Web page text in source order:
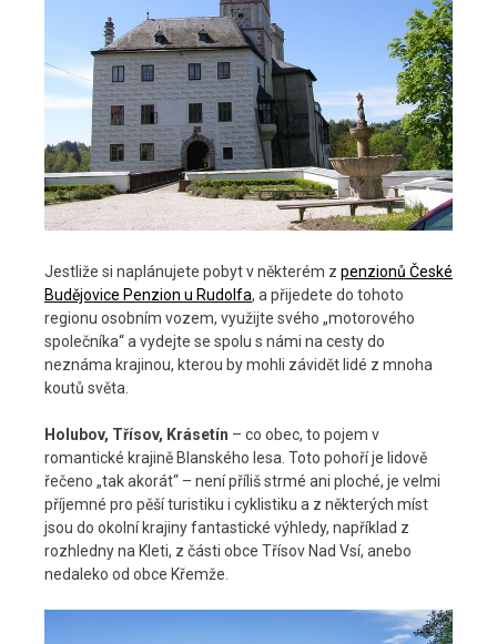
Jestliže si naplánujete pobyt v některém z penzionů České
Budějovice Penzion u Rudolfa, a přijedete do tohoto
regionu osobním vozem, využijte svého „motorového
společníka“ a vydejte se spolu s námi na cesty do
neznáma krajinou, kterou by mohli závidět lidé z mnoha
koutů světa.
Holubov, Třísov, Krásetín – co obec, to pojem v
romantické krajině Blanského lesa. Toto pohoří je lidově
řečeno „tak akorát“ – není příliš strmé ani ploché, je velmi
příjemné pro pěší turistiku i cyklistiku a z některých míst
jsou do okolní krajiny fantastické výhledy, například z
rozhledny na Kleti, z části obce Třísov Nad Vsí, anebo
nedaleko od obce Křemže.